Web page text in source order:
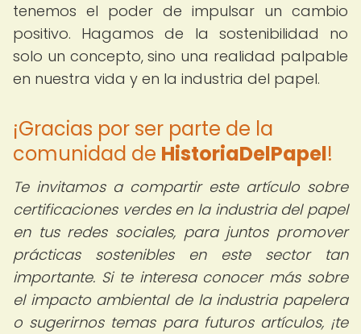
tenemos el poder de impulsar un cambio
positivo. Hagamos de la sostenibilidad no
solo un concepto, sino una realidad palpable
en nuestra vida y en la industria del papel.
¡Gracias por ser parte de la
comunidad de HistoriaDelPapel!
Te invitamos a compartir este artículo sobre
certificaciones verdes en la industria del papel
en tus redes sociales, para juntos promover
prácticas sostenibles en este sector tan
importante. Si te interesa conocer más sobre
el impacto ambiental de la industria papelera
o sugerirnos temas para futuros artículos, ¡te